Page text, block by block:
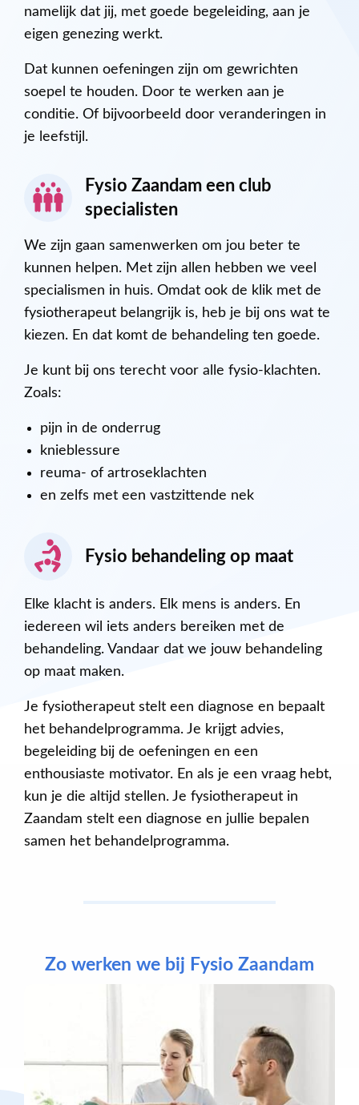
namelijk dat jij, met goede begeleiding, aan je
eigen genezing werkt.
Dat kunnen oefeningen zijn om gewrichten
soepel te houden. Door te werken aan je
conditie. Of bijvoorbeeld door veranderingen in
je leefstijl.
Fysio Zaandam een club
specialisten
We zijn gaan samenwerken om jou beter te
kunnen helpen. Met zijn allen hebben we veel
specialismen in huis. Omdat ook de klik met de
fysiotherapeut belangrijk is, heb je bij ons wat te
kiezen. En dat komt de behandeling ten goede.
Je kunt bij ons terecht voor alle fysio-klachten.
Zoals:
pijn in de onderrug
knieblessure
reuma- of artroseklachten
en zelfs met een vastzittende nek
Fysio behandeling op maat
Elke klacht is anders. Elk mens is anders. En
iedereen wil iets anders bereiken met de
behandeling. Vandaar dat we jouw behandeling
op maat maken.
Je fysiotherapeut stelt een diagnose en bepaalt
het behandelprogramma. Je krijgt advies,
begeleiding bij de oefeningen en een
enthousiaste motivator. En als je een vraag hebt,
kun je die altijd stellen. Je fysiotherapeut in
Zaandam stelt een diagnose en jullie bepalen
samen het behandelprogramma.
Zo werken we bij Fysio Zaandam